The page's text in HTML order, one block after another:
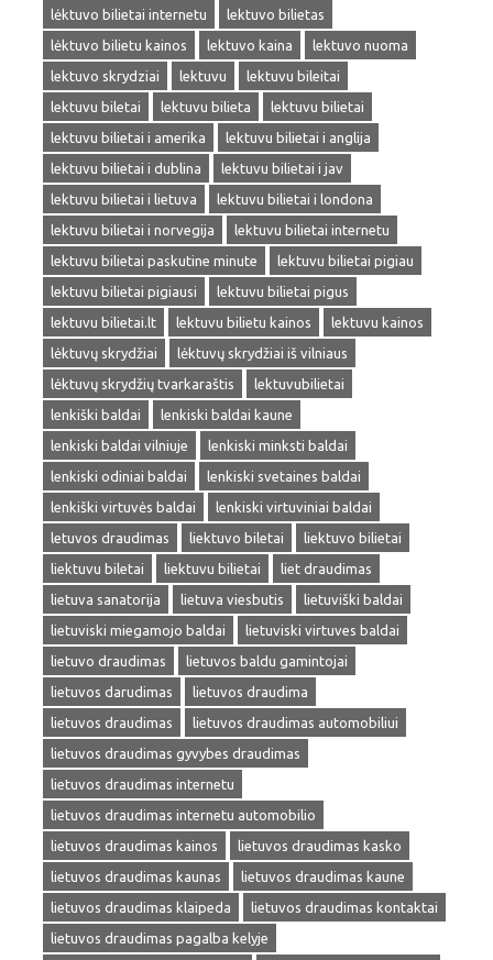
lėktuvo bilietai internetu
lektuvo bilietas
lėktuvo bilietu kainos
lektuvo kaina
lektuvo nuoma
lektuvo skrydziai
lektuvu
lektuvu bileitai
lektuvu biletai
lektuvu bilieta
lektuvu bilietai
lektuvu bilietai i amerika
lektuvu bilietai i anglija
lektuvu bilietai i dublina
lektuvu bilietai i jav
lektuvu bilietai i lietuva
lektuvu bilietai i londona
lektuvu bilietai i norvegija
lektuvu bilietai internetu
lektuvu bilietai paskutine minute
lektuvu bilietai pigiau
lektuvu bilietai pigiausi
lektuvu bilietai pigus
lektuvu bilietai.lt
lektuvu bilietu kainos
lektuvu kainos
lėktuvų skrydžiai
lėktuvų skrydžiai iš vilniaus
lėktuvų skrydžių tvarkaraštis
lektuvubilietai
lenkiški baldai
lenkiski baldai kaune
lenkiski baldai vilniuje
lenkiski minksti baldai
lenkiski odiniai baldai
lenkiski svetaines baldai
lenkiški virtuvės baldai
lenkiski virtuviniai baldai
letuvos draudimas
liektuvo biletai
liektuvo bilietai
liektuvu biletai
liektuvu bilietai
liet draudimas
lietuva sanatorija
lietuva viesbutis
lietuviški baldai
lietuviski miegamojo baldai
lietuviski virtuves baldai
lietuvo draudimas
lietuvos baldu gamintojai
lietuvos darudimas
lietuvos draudima
lietuvos draudimas
lietuvos draudimas automobiliui
lietuvos draudimas gyvybes draudimas
lietuvos draudimas internetu
lietuvos draudimas internetu automobilio
lietuvos draudimas kainos
lietuvos draudimas kasko
lietuvos draudimas kaunas
lietuvos draudimas kaune
lietuvos draudimas klaipeda
lietuvos draudimas kontaktai
lietuvos draudimas pagalba kelyje